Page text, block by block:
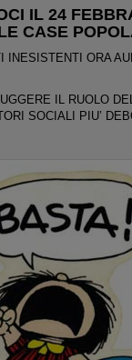
IL 24
CASE
INESISTENTI ORA
IL RUOLO
SOCIALI PIU’